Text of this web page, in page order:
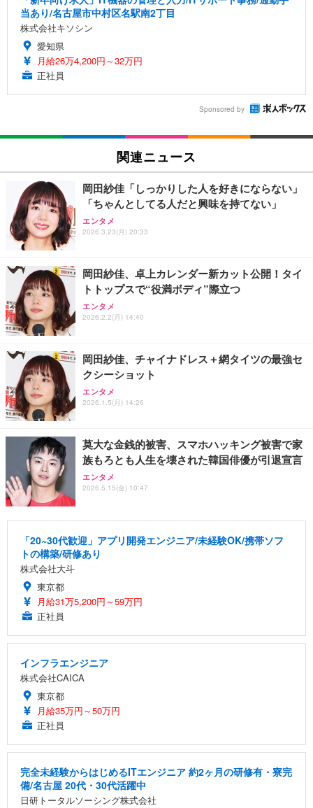
当あり/名古屋市中村区名駅南2丁目
株式会社キソシン
愛知県
月給26万4,200円～32万円
正社員
Sponsored by
関連ニュース
岡田紗佳「しっかりした人を好きにならない」
「ちゃんとしてる人だと興味を持てない」
エンタメ
2026.3.23(月) 20:33
岡田紗佳、卓上カレンダー新カット公開！タイ
トトップスで“役満ボディ”際立つ
エンタメ
2026.2.2(月) 14:40
岡田紗佳、チャイナドレス＋網タイツの最強セ
クシーショット
エンタメ
2026.1.5(月) 14:26
莫大な金銭的被害、スマホハッキング被害で家
族もろとも人生を壊された韓国俳優が引退宣言
エンタメ
2026.5.15(金) 10:47
「20~30代歓迎」アプリ開発エンジニア/未経験OK/携帯ソフ
トの構築/研修あり
株式会社大斗
東京都
月給31万5,200円～59万円
正社員
インフラエンジニア
株式会社CAICA
東京都
月給35万円～50万円
正社員
完全未経験からはじめるITエンジニア 約2ヶ月の研修有・寮完
備/名古屋 20代・30代活躍中
日研トータルソーシング株式会社